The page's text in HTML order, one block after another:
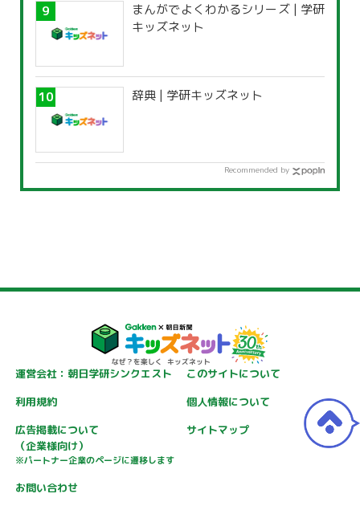
まんがでよくわかるシリーズ | 学研
キッズネット
辞典 | 学研キッズネット
Recommended by
運営会社：朝日学研シンクエスト
このサイトについて
利用規約
個人情報について
広告掲載について
（企業様向け）
※パートナー企業のページに遷移します
サイトマップ
お問い合わせ